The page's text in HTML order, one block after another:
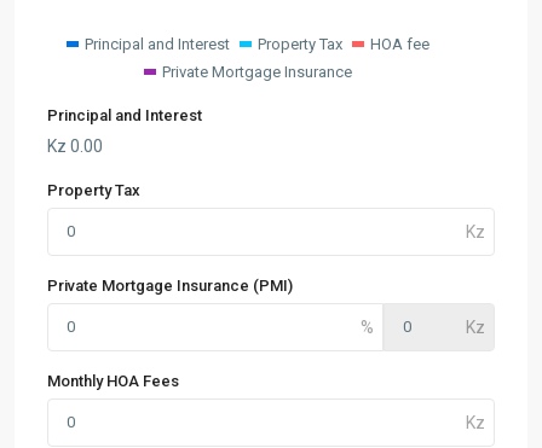
Principal and Interest Property Tax
HOA fee
Private Mortgage Insurance
Principal and Interest
Kz 0.00
Property Tax
Private Mortgage Insurance (PMI)
Monthly HOA Fees